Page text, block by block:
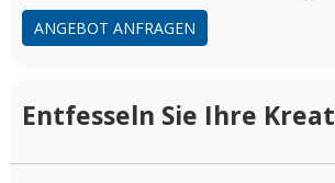
ANGEBOT ANFRAGEN
Entfesseln Sie Ihre